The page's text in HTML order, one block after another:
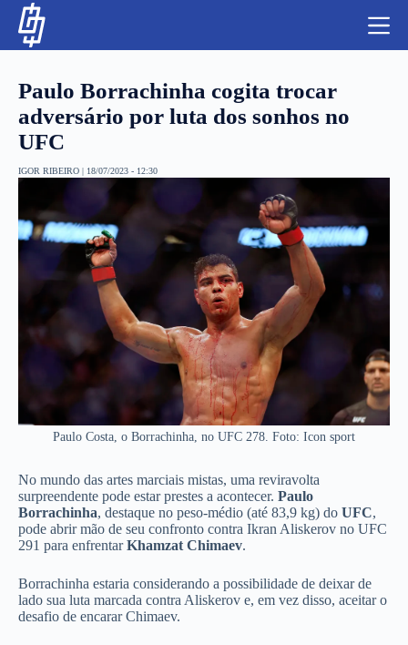
LUTAS E MMA
NFL
MLS
APOSTAS LEGAL
Paulo Borrachinha cogita trocar
adversário por luta dos sonhos no
UFC
IGOR RIBEIRO | 18/07/2023 - 12:30
Paulo Costa, o Borrachinha, no UFC 278. Foto: Icon sport
No mundo das artes marciais mistas, uma reviravolta
surpreendente pode estar prestes a acontecer. Paulo
Borrachinha, destaque no peso-médio (até 83,9 kg) do UFC,
pode abrir mão de seu confronto contra Ikran Aliskerov no UFC
291 para enfrentarKhamzat Chimaev.
Borrachinha estaria considerando a possibilidade de deixar de
lado sua luta marcada contra Aliskerov e, em vez disso, aceitar o
desafio de encarar Chimaev.